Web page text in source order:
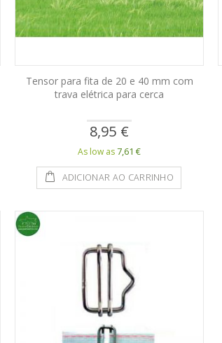
Tensor para fita de 20 e 40 mm com
trava elétrica para cerca
8,95 €
As low as7,61 €
ADICIONAR AO CARRINHO